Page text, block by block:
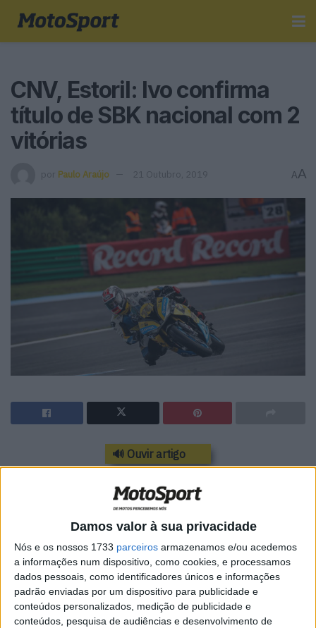
Damos valor à sua privacidade
Nós e os nossos 1733 parceiros armazenamos e/ou acedemos
a informações num dispositivo, como cookies, e processamos
dados pessoais, como identificadores únicos e informações
padrão enviadas por um dispositivo para publicidade e
conteúdos personalizados, medição de publicidade e
conteúdos, pesquisa de audiências e desenvolvimento de
CNV, Estoril: Ivo confirma
título de SBK nacional com 2
vitórias
por Paulo Araújo 21 Outubro, 2019 AA
🔊 Ouvir artigo
Campeão Nacional de Superbikes, ao levar a BMW
mangas disputadas em condições muito diferentes no
Sábado e no Domingo: Chuva no primeiro dia e tempo
seco para terminar o Campeonato posteriormente.
O regresso ao pódio com dois segundos de André Pires na
Yamaha da Beauty Machines atrás de Ivo viu o piloto de